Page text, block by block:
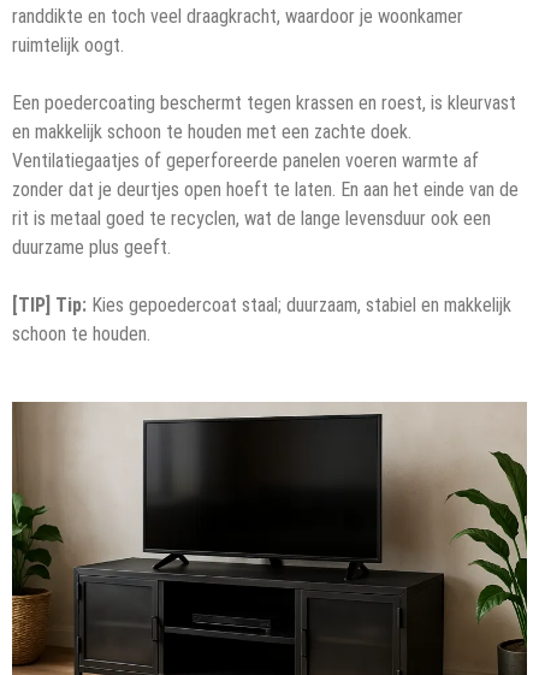
randdikte en toch veel draagkracht, waardoor je woonkamer
ruimtelijk oogt.
Een poedercoating beschermt tegen krassen en roest, is kleurvast
en makkelijk schoon te houden met een zachte doek.
Ventilatiegaatjes of geperforeerde panelen voeren warmte af
zonder dat je deurtjes open hoeft te laten. En aan het einde van de
rit is metaal goed te recyclen, wat de lange levensduur ook een
duurzame plus geeft.
[TIP] Tip: Kies gepoedercoat staal; duurzaam, stabiel en makkelijk
schoon te houden.